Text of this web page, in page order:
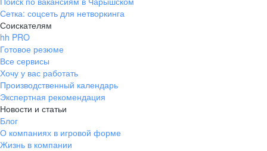
Сетка: соцсеть для нетворкинга
Соискателям
hh PRO
Готовое резюме
Все сервисы
Хочу у вас работать
Производственный календарь
Экспертная рекомендация
Новости и статьи
Блог
О компаниях в игровой форме
Жизнь в компании